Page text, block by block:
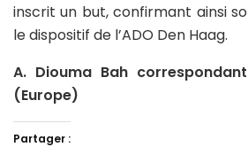
inscrit un but, confirmant ainsi
le dispositif de l’ADO Den Haag.
A. Diouma Bah
(Europe)
Partager :